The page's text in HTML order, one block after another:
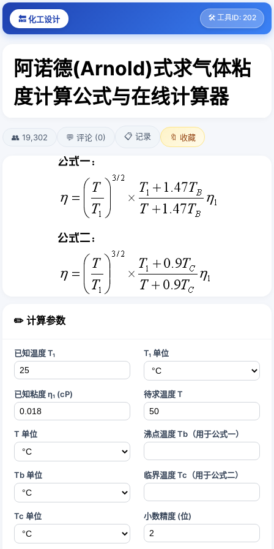
🔙 化工设计 🛠️ 工具ID: 202
阿诺德(Arnold)式求气体粘
度计算公式与在线计算器
👥 19,302 💬 评论 (0) 📋 记录 🔖 收藏
✏️ 计算参数
已知温度 T₁ T₁ 单位
已知粘度 η₁ (cP) 待求温度 T
T 单位 沸点温度 Tb（用于公式一）
Tb 单位 临界温度 Tc（用于公式二）
Tc 单位 小数精度 (位)